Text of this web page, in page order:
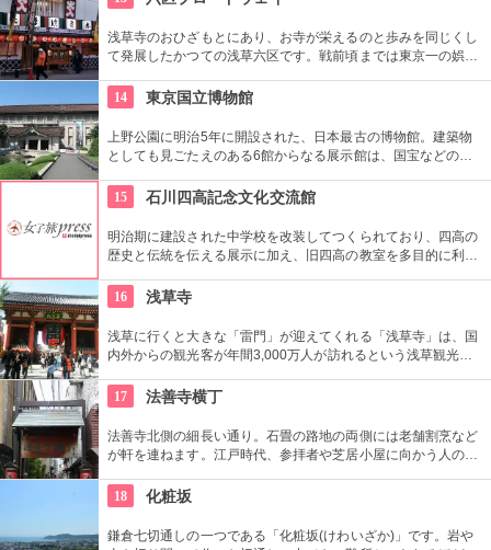
浅草寺のおひざもとにあり、お寺が栄えるのと歩みを同じくし
て発展したかつての浅草六区です。戦前頃までは東京一の娯楽
清、萩本欽一、ビートたけしなど、ここで芸を磨いて人気者に
なったタレントも数多く、今でも芸能の街として愛されていま
す。
14 東京国立博物館
上野公園に明治5年に開設された、日本最古の博物館。建築物
としても見ごたえのある6館からなる展示館は、国宝などの歴
す。オリジナルグッズを販売するミュージアムショップや食事
もできるカフェなども併設されています。
15 石川四高記念文化交流館
明治期に建設された中学校を改装してつくられており、四高の
歴史と伝統を伝える展示に加え、旧四高の教室を多目的に利用
石川県ゆかりの文学者の資料を展示する「石川近代文学館」に
よって構成されている。
16 浅草寺
浅草に行くと大きな「雷門」が迎えてくれる「浅草寺」は、国
内外からの観光客が年間3,000万人が訪れるという浅草観光一
都内最古の名刹です。
17 法善寺横丁
法善寺北側の細長い通り。石畳の路地の両側には老舗割烹など
が軒を連ねます。江戸時代、参拝者や芝居小屋に向かう人のた
家、織田作之助の小説「夫婦善哉」で一躍有名になりました。
この地に縁の文学碑もあるので、お寺やお店に行くときに探し
てみるのも興味深いです。
18 化粧坂
鎌倉七切通しの一つである「化粧坂(けわいざか)」です。岩や